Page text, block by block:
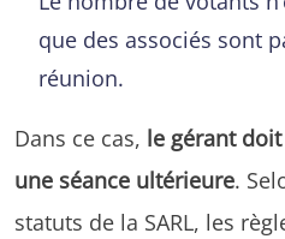
que des associés sont
réunion.
Dans ce cas, le gérant
une séance ultérieure.
statuts de la SARL, les